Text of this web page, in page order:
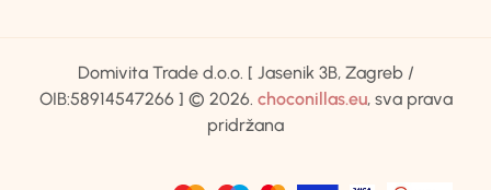
Domivita Trade d.o.o. [ Jasenik 3B, Zagreb /
OIB:58914547266 ] © 2026. choconillas.eu, sva prava
pridržana